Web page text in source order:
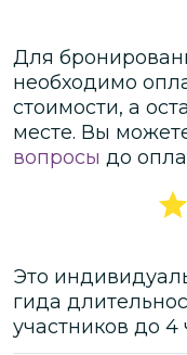
Для
необходимо
стоимости, а
месте. Вы
вопросы до
Это
гида
участников до 4